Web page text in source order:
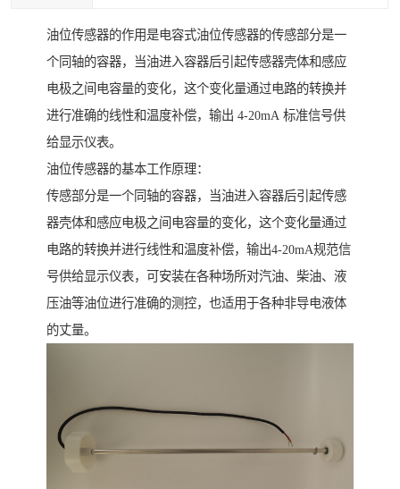
油位传感器的作用是电容式油位传感器的传感部分是一
个同轴的容器，当油进入容器后引起传感器壳体和感应
电极之间电容量的变化，这个变化量通过电路的转换并
进行准确的线性和温度补偿，输出 4-20mA 标准信号供
给显示仪表。
油位传感器的基本工作原理：
传感部分是一个同轴的容器，当油进入容器后引起传感
器壳体和感应电极之间电容量的变化，这个变化量通过
电路的转换并进行线性和温度补偿，输出4-20mA规范信
号供给显示仪表，可安装在各种场所对汽油、柴油、液
压油等油位进行准确的测控，也适用于各种非导电液体
的丈量。